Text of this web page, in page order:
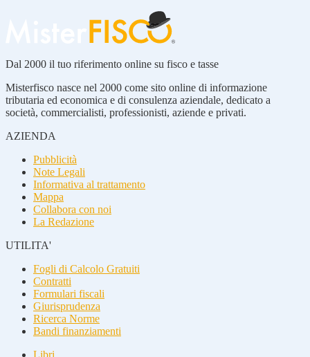
Dal 2000 il tuo riferimento online su fisco e tasse
Misterfisco nasce nel 2000 come sito online di informazione
tributaria ed economica e di consulenza aziendale, dedicato a
società, commercialisti, professionisti, aziende e privati.
AZIENDA
Pubblicità
Note Legali
Informativa al trattamento
Mappa
Collabora con noi
La Redazione
UTILITA'
Fogli di Calcolo Gratuiti
Contratti
Formulari fiscali
Giurisprudenza
Ricerca Norme
Bandi finanziamenti
Libri